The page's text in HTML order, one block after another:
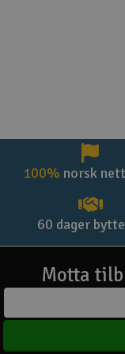
100% norsk
60 dager
Motta